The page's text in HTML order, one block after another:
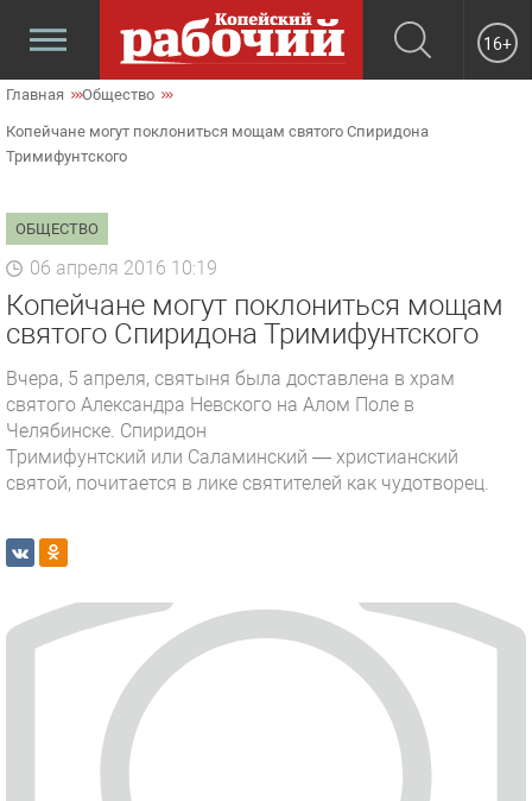
16+
Главная Общество
Копейчане могут поклониться мощам святого Спиридона
Тримифунтского
ОБЩЕСТВО
06 апреля 2016 10:19
Копейчане могут поклониться мощам
святого Спиридона Тримифунтского
Вчера, 5 апреля, святыня была доставлена в храм
святого Александра Невского на Алом Поле в
Челябинске. Спиридон
Тримифунтский или Саламинский — христианский
святой, почитается в лике святителей как чудотворец.